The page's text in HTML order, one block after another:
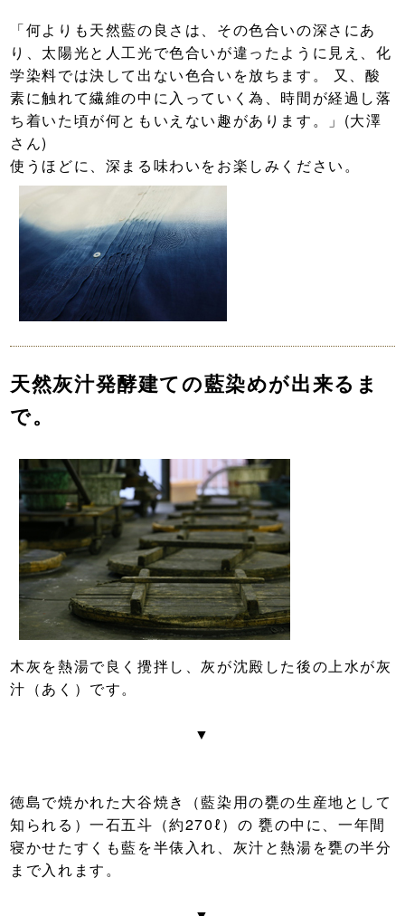
「何よりも天然藍の良さは、その色合いの深さにあ
り、太陽光と人工光で色合いが違ったように見え、化
学染料では決して出ない色合いを放ちます。 又、酸
素に触れて繊維の中に入っていく為、時間が経過し落
ち着いた頃が何ともいえない趣があります。」(大澤
さん)
使うほどに、深まる味わいをお楽しみください。
天然灰汁発酵建ての藍染めが出来るま
で。
木灰を熱湯で良く攪拌し、灰が沈殿した後の上水が灰
汁（あく）です。
▼
徳島で焼かれた大谷焼き（藍染用の甕の生産地として
知られる）一石五斗（約270ℓ）の 甕の中に、一年間
寝かせたすくも藍を半俵入れ、灰汁と熱湯を甕の半分
まで入れます。